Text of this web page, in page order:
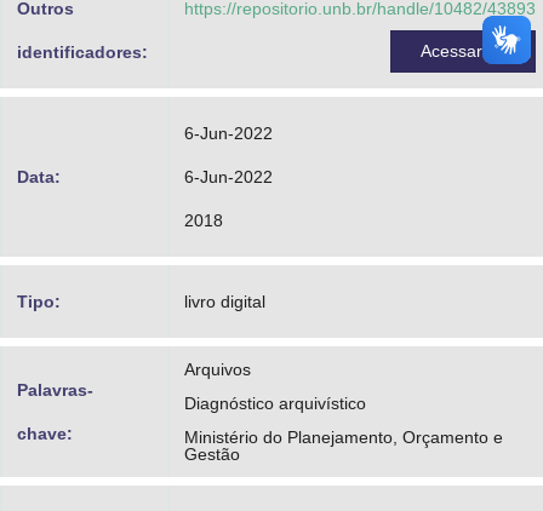
Outros
identificadores:
https://repositorio.unb.br/handle/10482/43893
Acessar
Data:
6-Jun-2022
6-Jun-2022
2018
Tipo: livro digital
Palavras-
chave:
Arquivos
Diagnóstico arquivístico
Ministério do Planejamento, Orçamento e
Gestão